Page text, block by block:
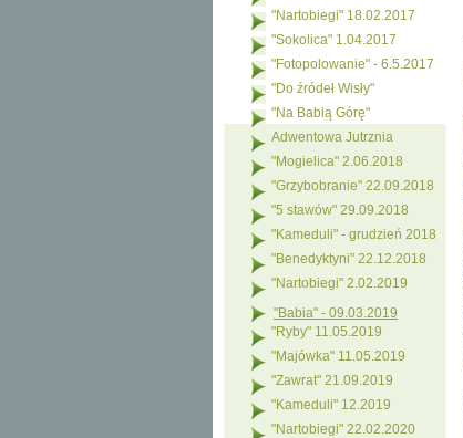
"Nartobiegi" 18.02.2017
"Sokolica" 1.04.2017
"Fotopolowanie" - 6.5.2017
"Do źródeł Wisły"
"Na Babią Górę"
Adwentowa Jutrznia
"Mogielica" 2.06.2018
"Grzybobranie" 22.09.2018
"5 stawów" 29.09.2018
"Kameduli" - grudzień 2018
"Benedyktyni" 22.12.2018
"Nartobiegi" 2.02.2019
"Babia" - 09.03.2019
"Ryby" 11.05.2019
"Majówka" 11.05.2019
"Zawrat" 21.09.2019
"Kameduli" 12.2019
"Nartobiegi" 22.02.2020